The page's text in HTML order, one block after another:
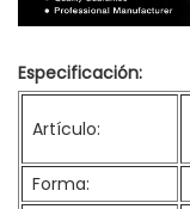
Especificación:
Artículo:
Forma: